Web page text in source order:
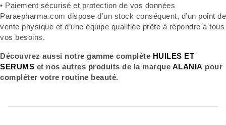
• Paiement sécurisé et protection de vos données
Paraepharma.com dispose d’un stock conséquent, d’un point de
vente physique et d’une équipe qualifiée prête à répondre à tous
vos besoins.
Découvrez aussi notre gamme complète HUILES ET
SERUMS et nos autres produits de la marque ALANIA pour
compléter votre routine beauté.